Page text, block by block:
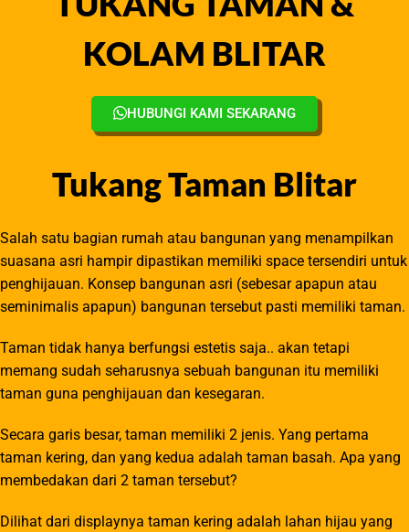
KOLAM BLITAR
HUBUNGI KAMI SEKARANG
Tukang Taman Blitar
Salah satu bagian rumah atau bangunan yang menampilkan
suasana asri hampir dipastikan memiliki space tersendiri untuk
penghijauan. Konsep bangunan asri (sebesar apapun atau
seminimalis apapun) bangunan tersebut pasti memiliki taman.
Taman tidak hanya berfungsi estetis saja.. akan tetapi
memang sudah seharusnya sebuah bangunan itu memiliki
taman guna penghijauan dan kesegaran.
Secara garis besar, taman memiliki 2 jenis. Yang pertama
taman kering, dan yang kedua adalah taman basah. Apa yang
membedakan dari 2 taman tersebut?
Dilihat dari displaynya taman kering adalah lahan hijau yang